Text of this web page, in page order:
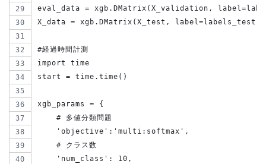
eval_data = xgb.DMatrix(X_validation,
X_data = xgb.DMatrix(X_test, label=labels_test)
#経過時間計測
import time
start = time.time()
xgb_params = {
    # 多値分類問題
    'objective':'multi:softmax',
    # クラス数
    'num_class': 10,